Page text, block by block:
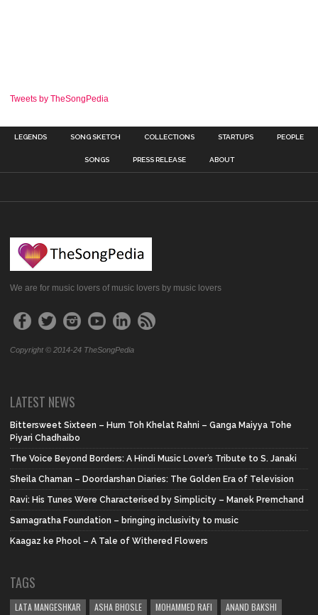
Tweets by TheSongPedia
LEGENDS SONG SKETCH COLLECTIONS STARTUPS PEOPLE
SONGS PRESS RELEASE ABOUT
We are for music lovers of music lovers by music lovers
Copyright © 2014-24 TheSongPedia
LATEST NEWS
Bittersweet Sixteen – Hum Toh Khelat Rahni – Ganga Maiyya Tohe
Piyari Chadhaibo
The Voice Beyond Borders: A Hindi Music Lover’s Tribute to S. Janaki
Sheila Chaman – Doordarshan Diaries: The Golden Era of Television
Ravi: His Tunes Were Characterised by Simplicity – Manek Premchand
Samagratha Foundation – bringing inclusivity to music
Kaagaz ke Phool – A Tale of Withered Flowers
TAGS
LATA MANGESHKAR ASHA BHOSLE MOHAMMED RAFI ANAND BAKSHI